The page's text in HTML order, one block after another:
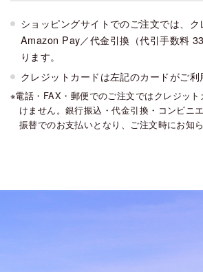
ショッピングサイトでのご注文では、ク
Amazon Pay／代金引換（代引手数料
ります。
クレジットカードは左記のカードがご利
電話・FAX・郵便でのご注文ではクレジッ
けません。銀行振込・代金引換・コンビニ
振替でのお支払いとなり、ご注文時にお知ら